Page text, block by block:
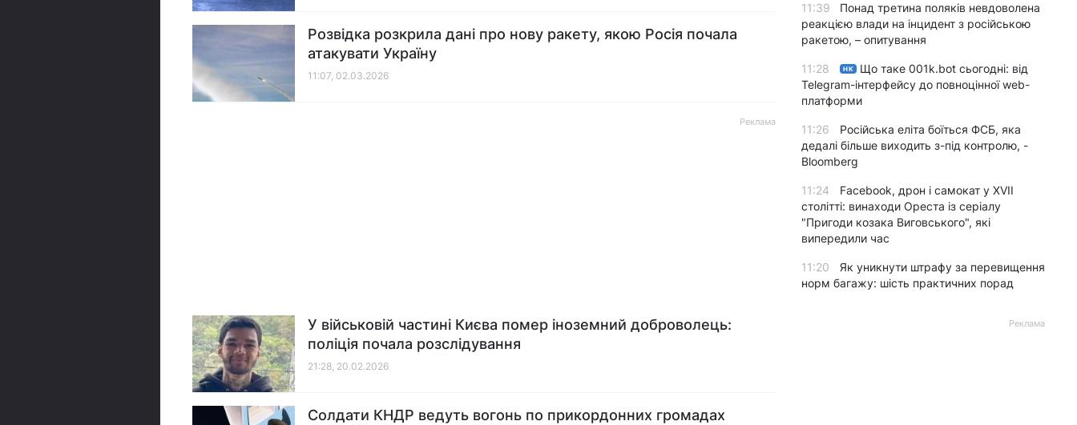
Розвідка розкрила дані про нову ракету, якою Росія почала
атакувати Україну
11:07, 02.03.2026
Реклама
У військовій частині Києва помер іноземний доброволець:
поліція почала розслідування
21:28, 20.02.2026
Солдати КНДР ведуть вогонь по прикордонних громадах
11:39
Понад третина поляків невдоволена
реакцією влади на інцидент з російською
ракетою, – опитування
11:28 НК
Що таке 001k.bot сьогодні: від
Telegram-інтерфейсу до повноцінної web-
платформи
11:26
Російська еліта боїться ФСБ, яка
дедалі більше виходить з-під контролю, -
Bloomberg
11:24
Facebook, дрон і самокат у XVII
столітті: винаходи Ореста із серіалу
"Пригоди козака Виговського", які
випередили час
11:20
Як уникнути штрафу за перевищення
норм багажу: шість практичних порад
Реклама